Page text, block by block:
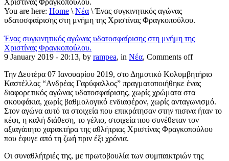
Χριστίνας Φραγκοπούλου.
You are here: Home \ Νέα \ Ένας συγκινητικός αγώνας
υδατοσφαίρισης στη μνήμη της Χριστίνας Φραγκοπούλου.
Ένας συγκινητικός αγώνας υδατοσφαίρισης στη μνήμη της
Χριστίνας Φραγκοπούλου.
9 January 2019 - 20:13, by rampea, in Νέα, Comments off
Την Δευτέρα 07 Ιανουαρίου 2019, στο Δημοτικό Κολυμβητήριο
Καστέλλας “Ανδρέας Γαρύφαλλος” πραγματοποιήθηκε ένας
διαφορετικός αγώνας υδατοσφαίρισης, χωρίς χρώματα στα
σκουφάκια, χωρίς βαθμολογικό ενδιαφέρον, χωρίς ανταγωνισμό.
Στον αγώνα αυτό τα στοιχεία που επικράτησαν στην πισινα ήταν το
κέφι, η καλή διάθεση, το γέλιο, στοιχεία που συνέθεταν τον
αξιαγάπητο χαρακτήρα της αθλήτριας Χριστίνας Φραγκοπούλου
που έφυγε από τη ζωή πριν έξι χρόνια.
Οι συναθλήτριές της, με πρωτοβουλία των συμπαικτριών της